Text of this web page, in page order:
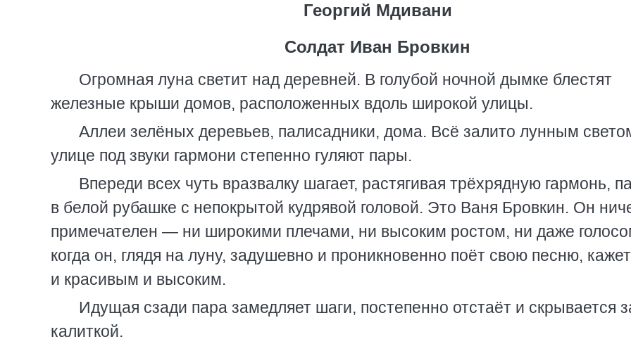
Георгий Мдивани
Солдат Иван Бровкин
Огромная луна светит над деревней. В голубой ночной дымке блестят
железные крыши домов, расположенных вдоль широкой улицы.
Аллеи зелёных деревьев, палисадники, дома. Всё залито лунным
улице под звуки гармони степенно гуляют пары.
Впереди всех чуть вразвалку шагает, растягивая трёхрядную гармонь,
в белой рубашке с непокрытой кудрявой головой. Это Ваня Бровкин. Он
примечателен — ни широкими плечами, ни высоким ростом, ни даже
когда он, глядя на луну, задушевно и проникновенно поёт свою песню,
и красивым и высоким.
Идущая сзади пара замедляет шаги, постепенно отстаёт и скрывается
калиткой.